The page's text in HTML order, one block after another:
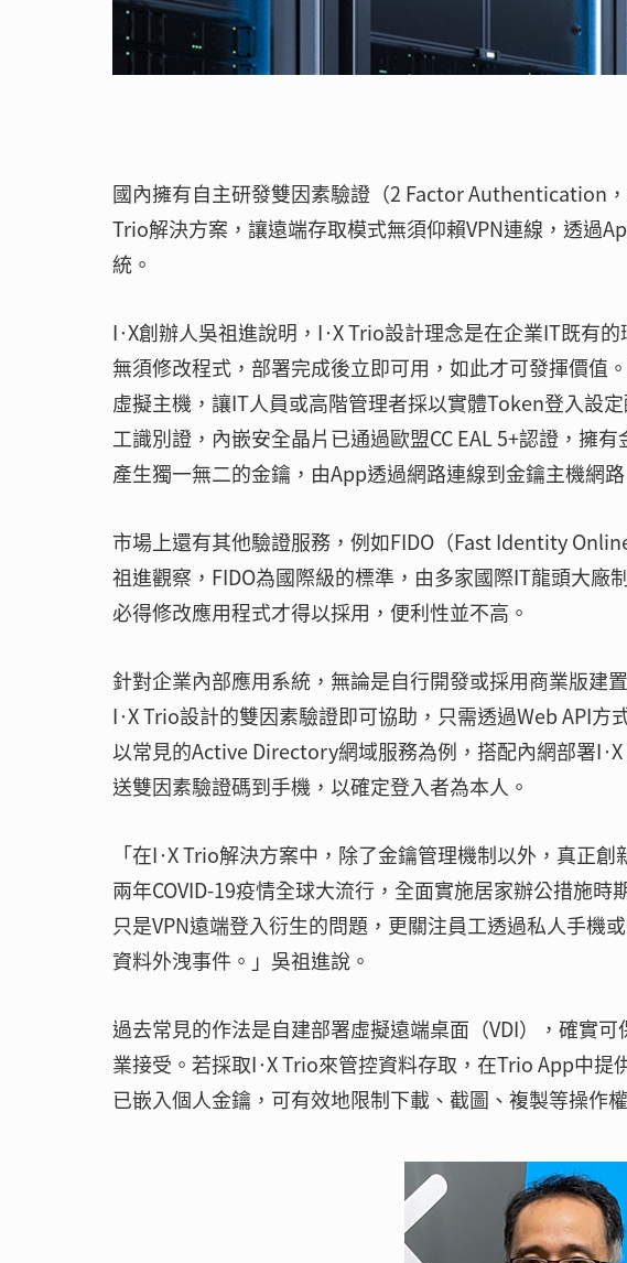
國內擁有自主研發雙因素驗證（2 Factor Authentication
Trio解決方案，讓遠端存取模式無須仰賴VPN連線，透過
統。
I·X創辦人吳祖進說明，I·X Trio設計理念是在企業IT既有
無須修改程式，部署完成後立即可用，如此才可發揮價值
虛擬主機，讓IT人員或高階管理者採以實體Token登入設
工識別證，內嵌安全晶片已通過歐盟CC EAL 5+認證，擁
產生獨一無二的金鑰，由App透過網路連線到金鑰主機網
市場上還有其他驗證服務，例如FIDO（Fast Identity
祖進觀察，FIDO為國際級的標準，由多家國際IT龍頭大廠
必得修改應用程式才得以採用，便利性並不高。
針對企業內部應用系統，無論是自行開發或採用商業版建
I·X Trio設計的雙因素驗證即可協助，只需透過Web API方
以常見的Active Directory網域服務為例，搭配內網部署
送雙因素驗證碼到手機，以確定登入者為本人。
「在I·X Trio解決方案中，除了金鑰管理機制以外，真正
兩年COVID-19疫情全球大流行，全面實施居家辦公措施
只是VPN遠端登入衍生的問題，更關注員工透過私人手機
資料外洩事件。」吳祖進說。
過去常見的作法是自建部署虛擬遠端桌面（VDI），確實
業接受。若採取I·X Trio來管控資料存取，在Trio App中
已嵌入個人金鑰，可有效地限制下載、截圖、複製等操作